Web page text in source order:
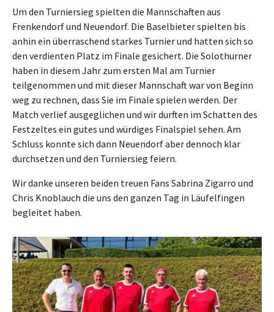
Um den Turniersieg spielten die Mannschaften aus
Frenkendorf und Neuendorf. Die Baselbieter spielten bis
anhin ein überraschend starkes Turnier und hatten sich so
den verdienten Platz im Finale gesichert. Die Solothurner
haben in diesem Jahr zum ersten Mal am Turnier
teilgenommen und mit dieser Mannschaft war von Beginn
weg zu rechnen, dass Sie im Finale spielen werden. Der
Match verlief ausgeglichen und wir durften im Schatten des
Festzeltes ein gutes und würdiges Finalspiel sehen. Am
Schluss konnte sich dann Neuendorf aber dennoch klar
durchsetzen und den Turniersieg feiern.
Wir danke unseren beiden treuen Fans Sabrina Zigarro und
Chris Knoblauch die uns den ganzen Tag in Läufelfingen
begleitet haben.
Show larger version